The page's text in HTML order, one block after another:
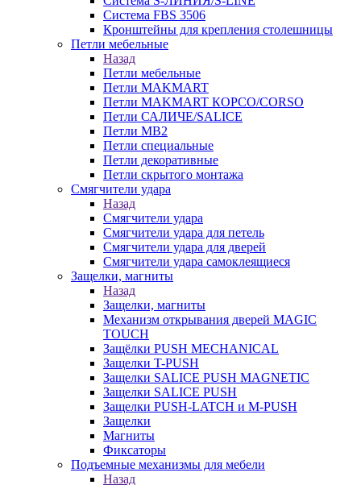
Система FBS 3506
Кронштейны для крепления столешницы
Петли мебельные
Назад
Петли мебельные
Петли MAKMART
Петли MAKMART КОРСО/CORSO
Петли САЛИЧЕ/SALICE
Петли MB2
Петли специальные
Петли декоративные
Петли скрытого монтажа
Смягчители удара
Назад
Смягчители удара
Смягчители удара для петель
Смягчители удара для дверей
Cмягчители удара самоклеящиеся
Защелки, магниты
Назад
Защелки, магниты
Механизм открывания дверей MAGIC
TOUCH
Защёлки PUSH MECHANICAL
Защелки T-PUSH
Защелки SALICE PUSH MAGNETIC
Защелки SALICE PUSH
Защелки PUSH-LATCH и M-PUSH
Защелки
Магниты
Фиксаторы
Подъемные механизмы для мебели
Назад